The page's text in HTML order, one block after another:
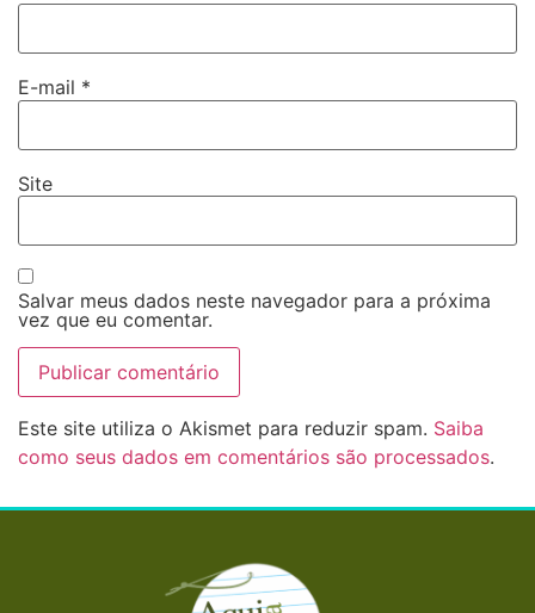
E-mail *
Site
Salvar meus dados neste navegador para a próxima
vez que eu comentar.
Este site utiliza o Akismet para reduzir spam. Saiba
como seus dados em comentários são processados.